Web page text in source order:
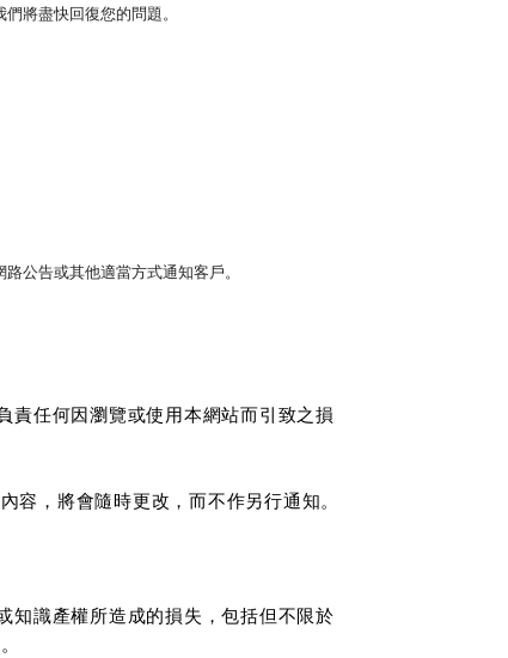
們將盡快回復您的問題。
公告或其他適當方式通知客戶。
責任何因瀏覽或使用本網站而引致之損
容，將會隨時更改，而不作另行通知。
知識產權所造成的損失，包括但不限於